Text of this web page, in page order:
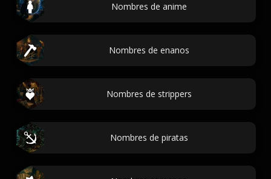
Nombres de anime
Nombres de enanos
Nombres de strippers
Nombres de piratas